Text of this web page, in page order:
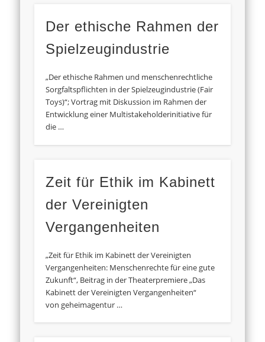
Der ethische Rahmen der
Spielzeugindustrie
„Der ethische Rahmen und menschenrechtliche
Sorgfaltspflichten in der Spielzeugindustrie (Fair
Toys)“; Vortrag mit Diskussion im Rahmen der
Entwicklung einer Multistakeholderinitiative für
die …
Zeit für Ethik im Kabinett
der Vereinigten
Vergangenheiten
„Zeit für Ethik im Kabinett der Vereinigten
Vergangenheiten: Menschenrechte für eine gute
Zukunft“, Beitrag in der Theaterpremiere „Das
Kabinett der Vereinigten Vergangenheiten“
von geheimagentur …